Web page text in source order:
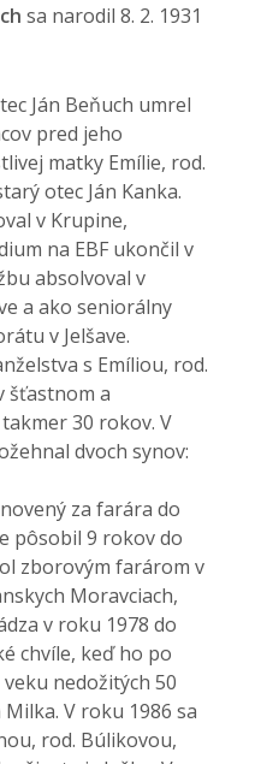
sa narodil 8. 2. 1931
Ján Beňuch umrel
pred jeho
matky Emílie, rod.
otec Ján Kanka.
v Krupine,
na EBF ukončil v
absolvoval v
a ako seniorálny
v Jelšave.
s Emíliou, rod.
šťastnom a
30 rokov. V
dvoch synov:
za farára do
pôsobil 9 rokov do
zborovým farárom v
Moravciach,
v roku 1978 do
chvíle, keď ho po
nedožitých 50
V roku 1986 sa
rod. Búlikovou,